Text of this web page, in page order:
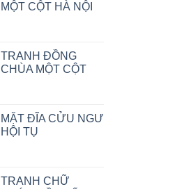
MỘT CỘT HÀ NỘI
TRANH ĐỒNG
CHÙA MỘT CỘT
MẶT ĐĨA CỬU NGƯ
HỘI TỤ
TRANH CHỮ